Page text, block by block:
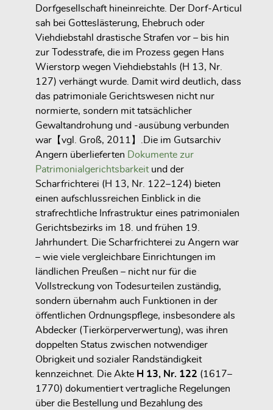
Dorfgesellschaft hineinreichte. Der Dorf-Articul
sah bei Gotteslästerung, Ehebruch oder
Viehdiebstahl drastische Strafen vor – bis hin
zur Todesstrafe, die im Prozess gegen Hans
Wierstorp wegen Viehdiebstahls (H 13, Nr.
127) verhängt wurde. Damit wird deutlich, dass
das patrimoniale Gerichtswesen nicht nur
normierte, sondern mittatsächlicher
Gewaltandrohung und -ausübung verbunden
war【vgl. Groß, 2011】.Die im Gutsarchiv
Angern überlieferten Dokumente zur
Patrimonialgerichtsbarkeitund der
Scharfrichterei (H 13, Nr. 122–124) bieten
einen aufschlussreichen Einblick in die
strafrechtliche Infrastruktur eines patrimonialen
Gerichtsbezirks im 18. und frühen 19.
Jahrhundert. Die Scharfrichterei zu Angern war
– wie viele vergleichbare Einrichtungen im
ländlichen Preußen – nicht nur für die
Vollstreckung von Todesurteilen zuständig,
sondern übernahm auch Funktionen in der
öffentlichen Ordnungspflege, insbesondere als
Abdecker (Tierkörperverwertung), was ihren
doppelten Status zwischen notwendiger
Obrigkeit und sozialer Randständigkeit
kennzeichnet. Die Akte H 13, Nr. 122 (1617–
1770) dokumentiert vertragliche Regelungen
über die Bestellung und Bezahlung des